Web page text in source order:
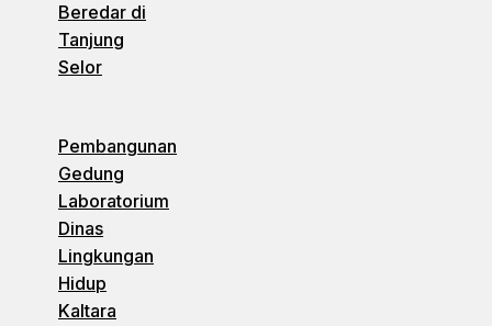
Beredar di
Tanjung
Selor
Pembangunan
Gedung
Laboratorium
Dinas
Lingkungan
Hidup
Kaltara